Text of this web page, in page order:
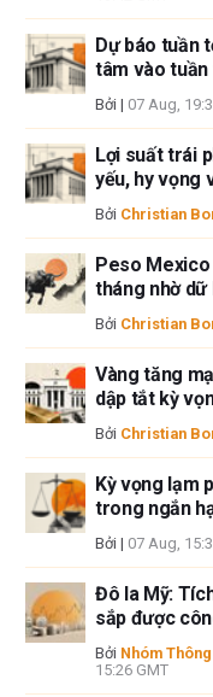
cập trong bài viết này và
nào được đề cập. Tác giả
này, ngoài từ FXStreet.
giả không cam đoan về
tin này. FXStreet và tác giả
thiếu sót hoặc bất kỳ tổn
thông tin này và việc hiển
lỗi và thiếu sót.
Tác giả và FXStreet không
có nội dung nào trong bài
Dự báo tuần
tâm vào tuần
Bởi | 07 Aug,
Lợi suất trái
yếu, hy vọng
Bởi Christian
Peso
tháng nhờ dữ
Bởi Christian
Vàng tăng
dập tắt kỳ
Bởi Christian
Kỳ vọng lạm
trong ngắn
Bởi | 07 Aug,
Đô la Mỹ:
sắp được
Bởi Nhóm
15:26 GMT